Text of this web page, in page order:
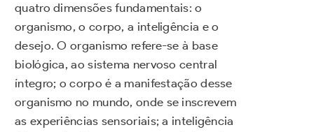
quatro dimensões fundamentais: o
organismo, o corpo, a inteligência e o
desejo. O organismo refere-se à base
biológica, ao sistema nervoso central
íntegro; o corpo é a manifestação desse
organismo no mundo, onde se inscrevem
as experiências sensoriais; a inteligência